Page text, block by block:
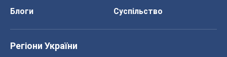
Блоги
Суспільство
Регіони України